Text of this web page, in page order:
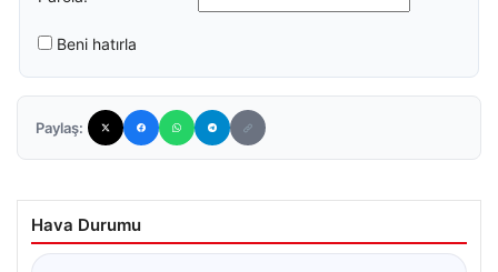
Beni hatırla
Paylaş:
Hava Durumu